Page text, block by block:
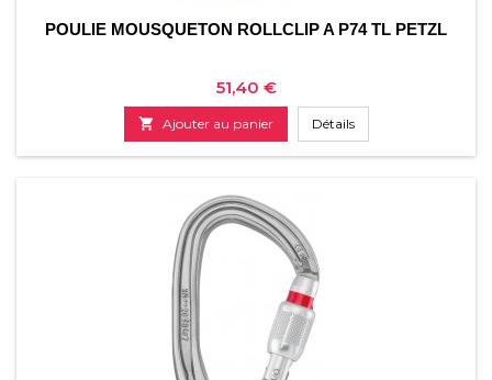
POULIE MOUSQUETON ROLLCLIP A P74 TL PETZL
Prix
51,40 €
 Ajouter au panier Détails